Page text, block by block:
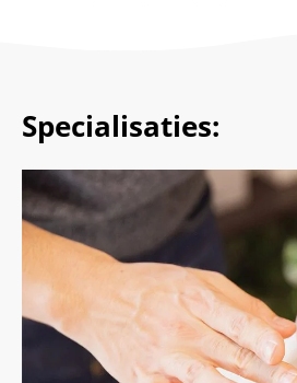
Specialisaties: